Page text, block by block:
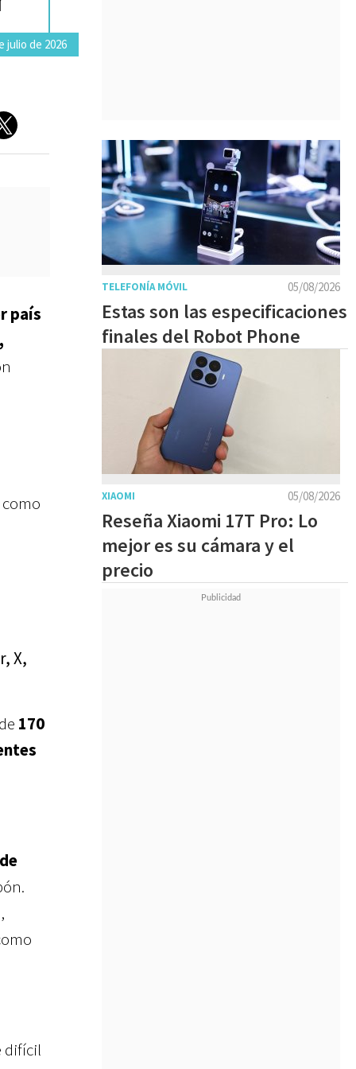
julio de 2026
país
X,
170
difícil
05/08/2026
TELEFONÍA MÓVIL
Estas son las especificaciones
finales del Robot Phone
05/08/2026
XIAOMI
Reseña Xiaomi 17T Pro: Lo
mejor es su cámara y el
precio